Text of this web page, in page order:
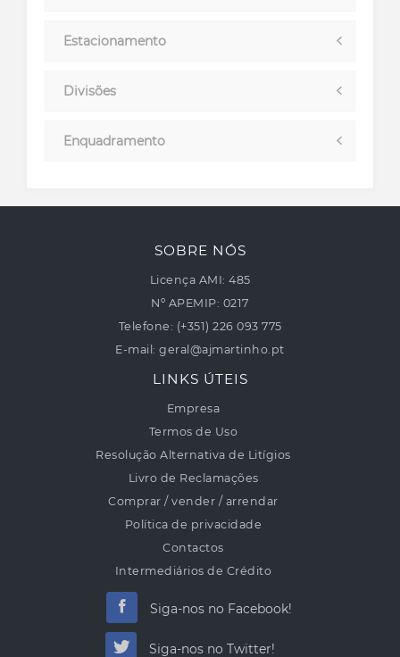
Estacionamento
Divisões
Enquadramento
SOBRE NÓS
Licença AMI: 485
Nº APEMIP: 0217
Telefone: (+351) 226 093 775
E-mail: geral@ajmartinho.pt
LINKS ÚTEIS
Empresa
Termos de Uso
Resolução Alternativa de Litígios
Livro de Reclamações
Comprar / vender / arrendar
Política de privacidade
Contactos
Intermediários de Crédito
Siga-nos no Facebook!
Siga-nos no Twitter!